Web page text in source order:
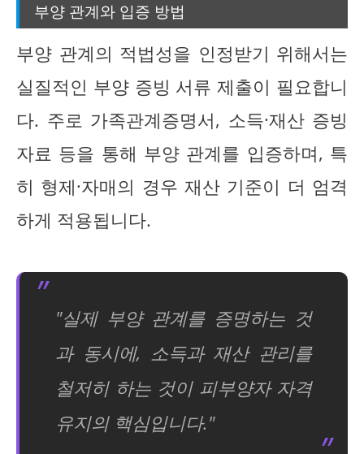
부양 관계와 입증 방법
부양 관계의 적법성을 인정받기 위해서는
실질적인 부양 증빙 서류 제출이 필요합니
다. 주로 가족관계증명서, 소득·재산 증빙
자료 등을 통해 부양 관계를 입증하며, 특
히 형제·자매의 경우 재산 기준이 더 엄격
하게 적용됩니다.
"실제 부양 관계를 증명하는 것
과 동시에, 소득과 재산 관리를
철저히 하는 것이 피부양자 자격
유지의 핵심입니다."